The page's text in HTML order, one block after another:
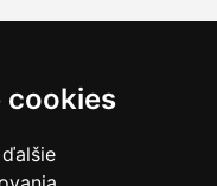
cookies
VIAC?